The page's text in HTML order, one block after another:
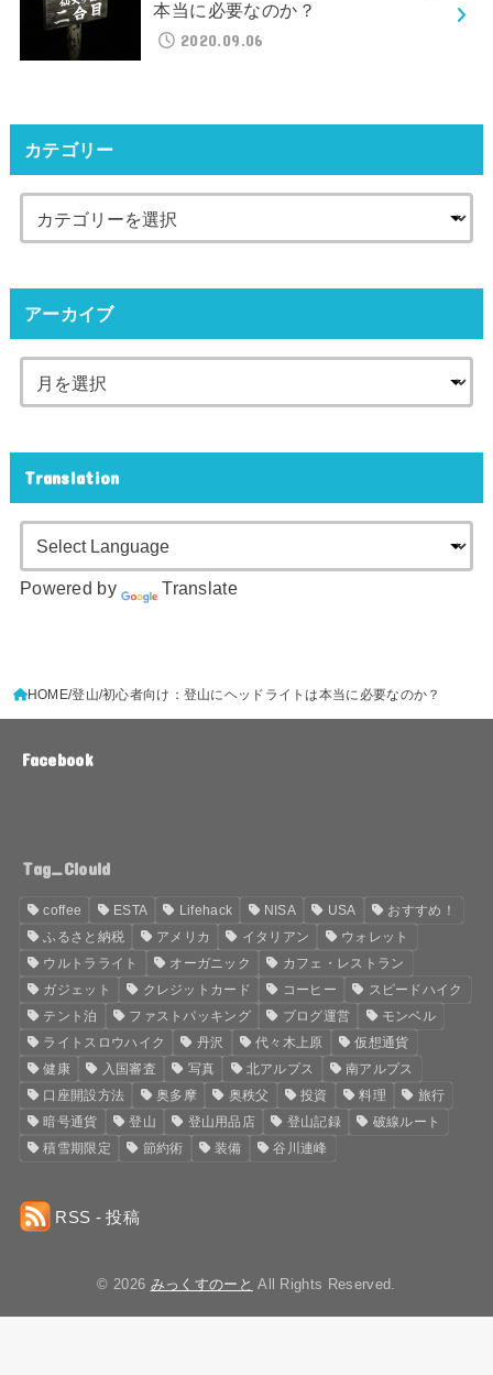
本当に必要なのか？
2020.09.06
カテゴリー
アーカイブ
Translation
Powered by Translate
HOME 登山 初心者向け：登山にヘッドライトは本当に必要なのか？
Facebook
Tag_Clould
coffee ESTA Lifehack NISA USA
おすすめ！
ふるさと納税
アメリカ イタリアン
ウォレット
ウルトラライト
オーガニック
カフェ・レストラン
ガジェット
クレジットカード コーヒー
スピードハイク
テント泊
ファストパッキング ブログ運営
モンベル
ライトスロウハイク
丹沢 代々木上原
仮想通貨
健康
入国審査 写真 北アルプス
南アルプス
口座開設方法
奥多摩 奥秩父 投資 料理
旅行
暗号通貨
登山 登山用品店 登山記録
破線ルート
積雪期限定
節約術 装備 谷川連峰
RSS - 投稿
© 2026 みっくすのーと All Rights Reserved.